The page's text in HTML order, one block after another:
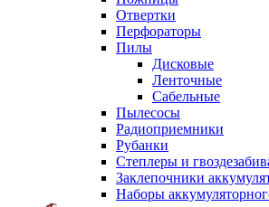
Отвертки
Перфораторы
Пилы
Дисковые
Ленточные
Сабельные
Пылесосы
Радиоприемники
Рубанки
Степлеры и
Заклепочники
Наборы